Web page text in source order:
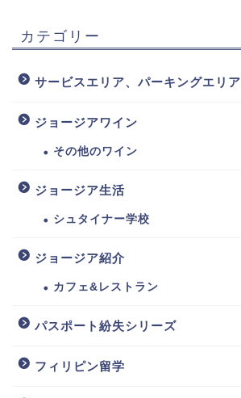
カテゴリー
サービスエリア、パーキングエリア
ジョージアワイン
その他のワイン
ジョージア生活
シュタイナー学校
ジョージア紹介
カフェ&レストラン
パスポート紛失シリーズ
フィリピン留学